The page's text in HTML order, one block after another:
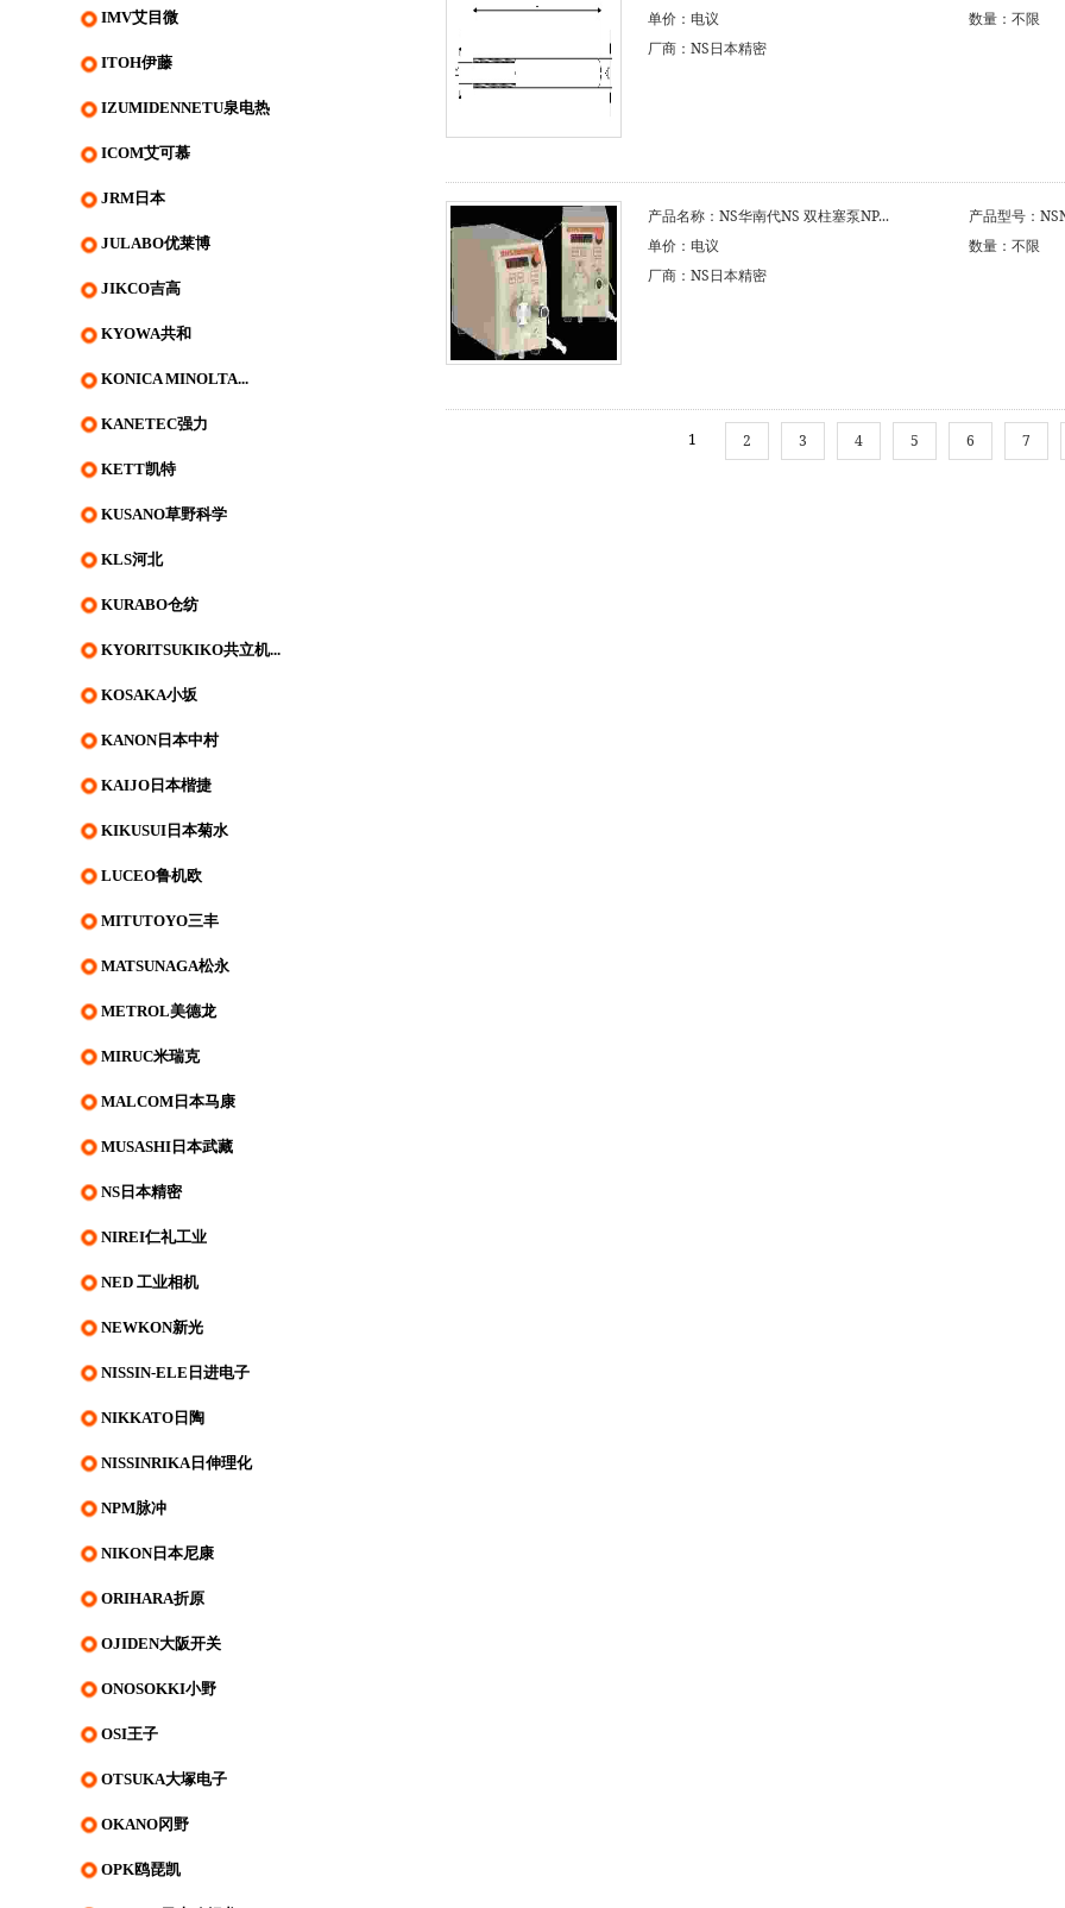
IMV艾目微
ITOH伊藤
IZUMIDENNETU泉电热
ICOM艾可慕
JRM日本
JULABO优莱博
JIKCO吉高
KYOWA共和
KONICA MINOLTA...
KANETEC强力
KETT凯特
KUSANO草野科学
KLS河北
KURABO仓纺
KYORITSUKIKO共立机...
KOSAKA小坂
KANON日本中村
KAIJO日本楷捷
KIKUSUI日本菊水
LUCEO鲁机欧
MITUTOYO三丰
MATSUNAGA松永
METROL美德龙
MIRUC米瑞克
MALCOM日本马康
MUSASHI日本武藏
NS日本精密
NIREI仁礼工业
NED 工业相机
NEWKON新光
NISSIN-ELE日进电子
NIKKATO日陶
NISSINRIKA日伸理化
NPM脉冲
NIKON日本尼康
ORIHARA折原
OJIDEN大阪开关
ONOSOKKI小野
OSI王子
OTSUKA大塚电子
OKANO冈野
OPK鸥琵凯
单价：电议
厂商：NS日本精密
数量：不限
产品名称：NS华南代NS 双柱塞泵NP...
单价：电议
厂商：NS日本精密
产品型号：
数量：不限
1 2 3 4 5 6 7